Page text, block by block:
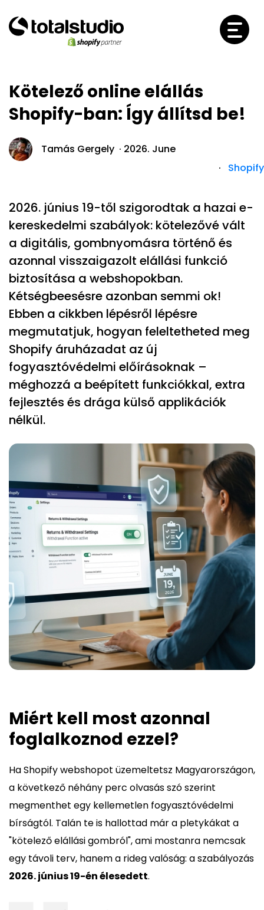
Kötelező online elállás
Shopify-ban: Így állítsd be!
Tamás Gergely · 2026. June
· Shopify
2026. június 19-től szigorodtak a hazai e-
kereskedelmi szabályok: kötelezővé vált
a digitális, gombnyomásra történő és
azonnal visszaigazolt elállási funkció
biztosítása a webshopokban.
Kétségbeesésre azonban semmi ok!
Ebben a cikkben lépésről lépésre
megmutatjuk, hogyan feleltetheted meg
Shopify áruházadat az új
fogyasztóvédelmi előírásoknak –
méghozzá a beépített funkciókkal, extra
fejlesztés és drága külső applikációk
nélkül.
Miért kell most azonnal
foglalkoznod ezzel?
Ha Shopify webshopot üzemeltetsz Magyarországon,
a következő néhány perc olvasás szó szerint
megmenthet egy kellemetlen fogyasztóvédelmi
bírságtól. Talán te is hallottad már a pletykákat a
"kötelező elállási gombról", ami mostanra nemcsak
egy távoli terv, hanem a rideg valóság: a szabályozás
2026. június 19-én élesedett.